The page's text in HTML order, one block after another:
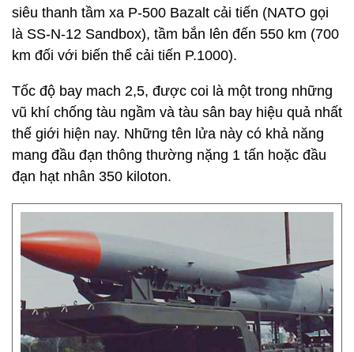
siêu thanh tầm xa P-500 Bazalt cải tiến (NATO gọi
là SS-N-12 Sandbox), tầm bắn lên đến 550 km (700
km đối với biến thể cải tiến P.1000).
Tốc độ bay mach 2,5, được coi là một trong những
vũ khí chống tàu ngầm và tàu sân bay hiệu quả nhất
thế giới hiện nay. Những tên lửa này có khả năng
mang đầu đạn thông thường nặng 1 tấn hoặc đầu
đạn hạt nhân 350 kiloton.